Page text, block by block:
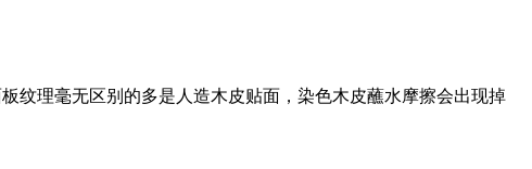
纹理毫无区别的多是人造木皮贴面，染色木皮蘸水摩擦会出现掉